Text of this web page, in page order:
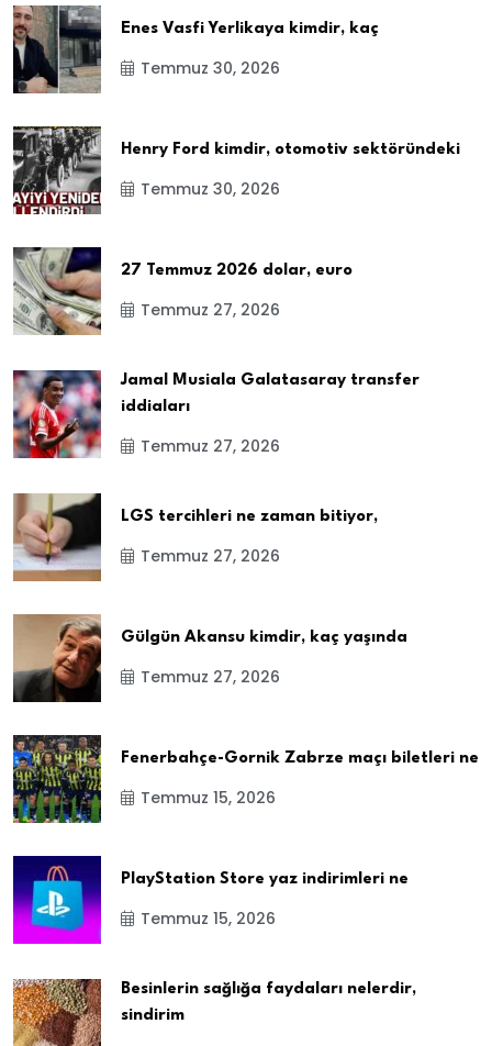
Enes Vasfi Yerlikaya kimdir, kaç
Temmuz 30, 2026
Henry Ford kimdir, otomotiv sektöründeki
Temmuz 30, 2026
27 Temmuz 2026 dolar, euro
Temmuz 27, 2026
Jamal Musiala Galatasaray transfer
iddiaları
Temmuz 27, 2026
LGS tercihleri ne zaman bitiyor,
Temmuz 27, 2026
Gülgün Akansu kimdir, kaç yaşında
Temmuz 27, 2026
Fenerbahçe-Gornik Zabrze maçı biletleri ne
Temmuz 15, 2026
PlayStation Store yaz indirimleri ne
Temmuz 15, 2026
Besinlerin sağlığa faydaları nelerdir,
sindirim